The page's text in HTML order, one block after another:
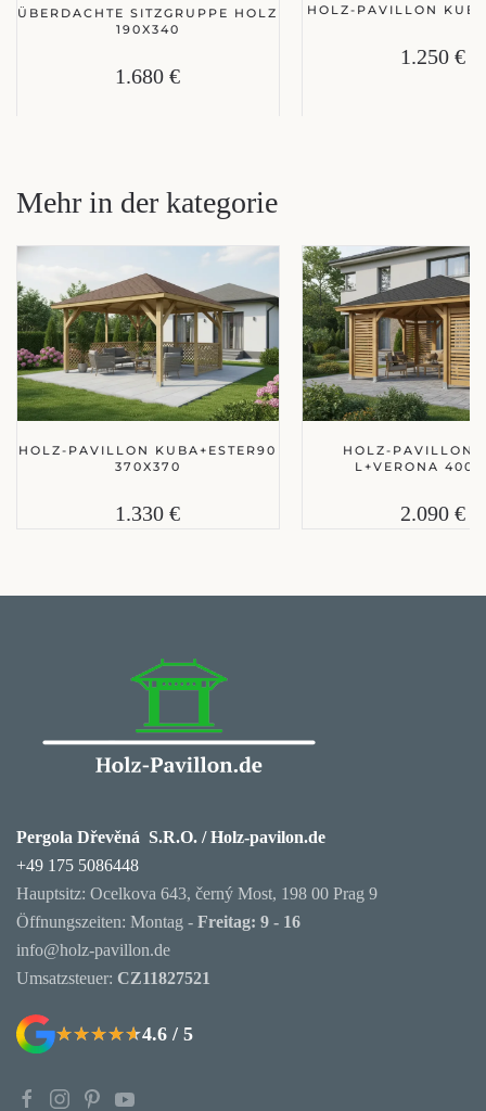
ÜBERDACHTE SITZGRUPPE HOLZ
190X340
1.680 €
HOLZ-PAVILLON
1.250 €
Mehr in der kategorie
HOLZ-PAVILLON KUBA+ESTER90
370X370
1.330 €
HOLZ-PAVILLON
L+VERONA
2.090 €
Pergola Dřevěná S.R.O. / Holz-pavilon.de
+49 175 5086448
Hauptsitz: Ocelkova 643, černý Most, 198 00 Prag 9
Öffnungszeiten: Montag - Freitag: 9 - 16
info@holz-pavillon.de
Umsatzsteuer: CZ11827521
★★★★★
★★★★★4.6 / 5